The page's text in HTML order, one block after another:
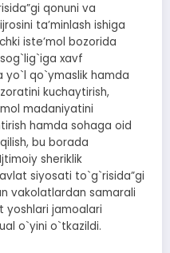
qonuni va
taʼminlash ishiga
isteʼmol bozorida
xavf
yo`l qo`ymaslik hamda
kuchaytirish,
madaniyatini
hamda sohaga oid
bu borada
sheriklik
siyosati to`g`risida”gi
vakolatlardan samarali
yoshlari jamoalari
o`yini o`tkazildi.